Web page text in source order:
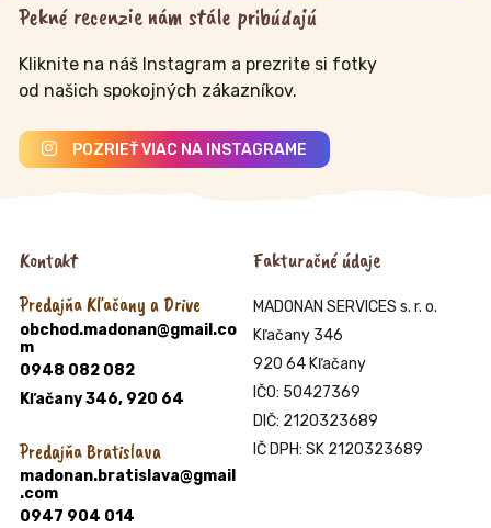
Pekné recenzie nám stále pribúdajú
Kliknite na náš Instagram a prezrite si fotky
od našich spokojných zákazníkov.
POZRIEŤ VIAC NA INSTAGRAME
Kontakt
Predajňa Kľačany a Drive
obchod.madonan@gmail.co
m
0948 082 082
Kľačany 346, 920 64
Predajňa Bratislava
madonan.bratislava@gmail
.com
0947 904 014
Fakturačné údaje
MADONAN SERVICES s. r. o.
Kľačany 346
920 64 Kľačany
IČO: 50427369
DIČ: 2120323689
IČ DPH: SK 2120323689